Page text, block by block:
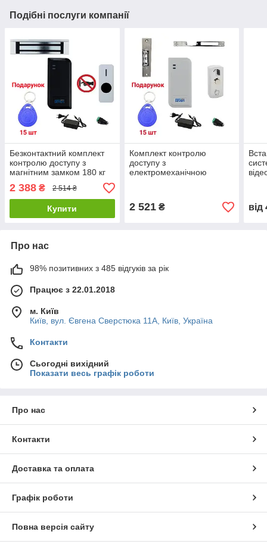
Подібні послуги компанії
Безконтактний комплект
контролю доступу з
магнітним замком 180 кг
2 388 ₴ 2 514 ₴
Купити
Комплект контролю
доступу з
електромеханічною
2 521₴ від
Про нас
98% позитивних з 485 відгуків за рік
Працює з 22.01.2018
м. Київ
Київ, вул. Євгена Сверстюка 11А, Київ, Україна
Контакти
Сьогодні вихідний
Показати весь графік роботи
Про нас
Контакти
Доставка та оплата
Графік роботи
Повна версія сайту